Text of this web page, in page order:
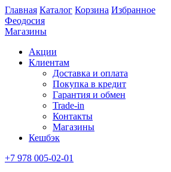
Главная Каталог Корзина Избранное
Феодосия
Магазины
Акции
Клиентам
Доставка и оплата
Покупка в кредит
Гарантия и обмен
Trade-in
Контакты
Магазины
Кешбэк
+7 978 005-02-01